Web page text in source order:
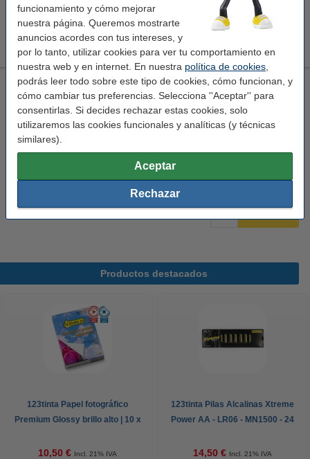
funcionamiento y cómo mejorar
nuestra página. Queremos mostrarte
anuncios acordes con tus intereses, y
por lo tanto, utilizar cookies para ver tu comportamiento en
nuestra web y en internet. En nuestra política de cookies
podrás leer todo sobre este tipo de cookies, cómo funcionan, y
cómo cambiar tus preferencias. Selecciona ''Aceptar'' para
consentirlas. Si decides rechazar estas cookies, solo
utilizaremos las cookies funcionales y analíticas (y técnicas
similares).
Aceptar
Rechazar
2
¡Recíbelo en 24 horas!
39,95 €
Philips Hue Essential E27 bombilla inteligente blanca y RGB
ajustable (3 unidades)
RGB+CCT
806 lumen
Ver características y descripción
En stock
49,50 €
Productos destacados
123tinta Papel fotográfico
Premium Glossy brillo alto | 10 x
10,50 € Incl. 21% IVA
123tinta Pilas Alcalinas Xtreme
Power AA - LR06 - MN1500 - 24
14,50 € Incl. 21% IVA